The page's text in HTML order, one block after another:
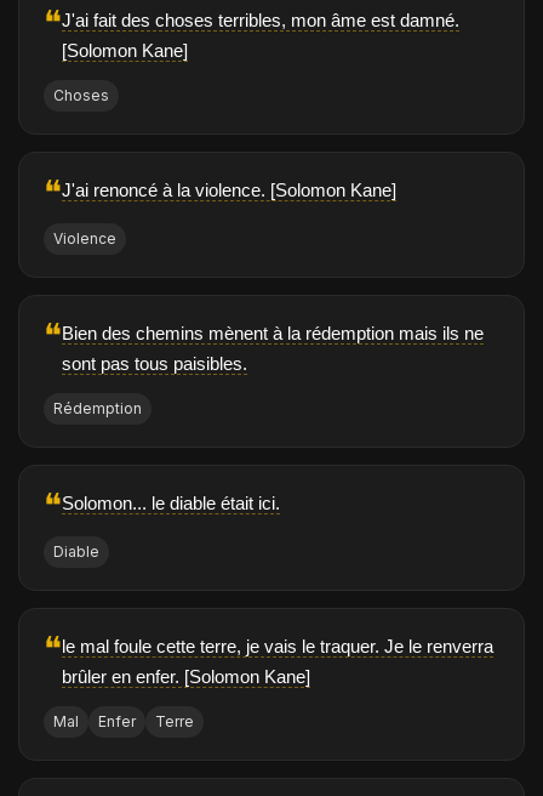
❝J'ai fait des choses terribles, mon âme est damné.
[Solomon Kane]
Choses
❝J'ai renoncé à la violence. [Solomon Kane]
Violence
❝Bien des chemins mènent à la rédemption mais ils ne
sont pas tous paisibles.
Rédemption
❝Solomon... le diable était ici.
Diable
❝le mal foule cette terre, je vais le traquer. Je le renverra
brûler en enfer. [Solomon Kane]
Mal Enfer Terre